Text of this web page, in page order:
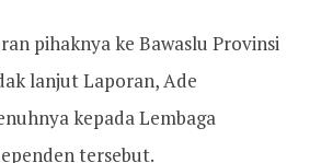
pihaknya ke Bawaslu Provinsi
lanjut Laporan, Ade
kepada Lembaga
tersebut.